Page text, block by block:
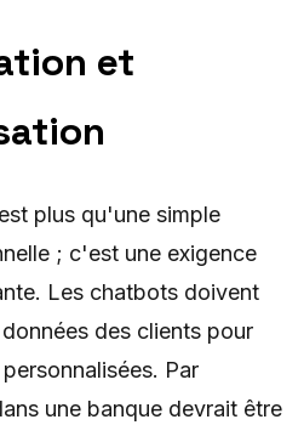
et
est plus qu'une simple
; c'est une exigence
Les chatbots doivent
des clients pour
Par
une banque devrait être